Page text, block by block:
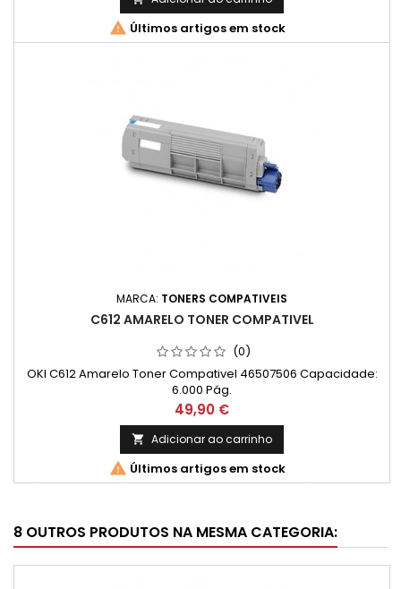
 Últimos artigos em stock
MARCA: TONERS COMPATIVEIS
C612 AMARELO TONER COMPATIVEL
(0)
OKI C612 Amarelo Toner Compativel 46507506 Capacidade:
6.000 Pág.
Preço
49,90 €
 Adicionar ao carrinho
 Últimos artigos em stock
8 OUTROS PRODUTOS NA MESMA CATEGORIA: